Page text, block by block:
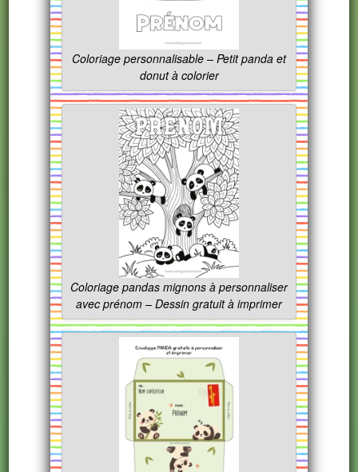
Coloriage personnalisable – Petit panda et
donut à colorier
Coloriage pandas mignons à personnaliser
avec prénom – Dessin gratuit à imprimer